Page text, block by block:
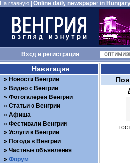
На главную Online daily newspaper in Hungary
Входи регистрация
Навигация
Новости Венгрии
Видео о Венгрии
Фотогалерея Венгрии
Статьи о Венгрии
Афиша
Фестивали Венгрии
Услуги в Венгрии
Погода в Венгрии
Частные объявления
Форум